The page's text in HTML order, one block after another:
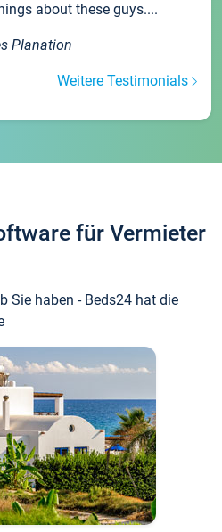
about these guys....
Planation
Weitere Testimonials
für Vermieter
Sie haben - Beds24 hat die